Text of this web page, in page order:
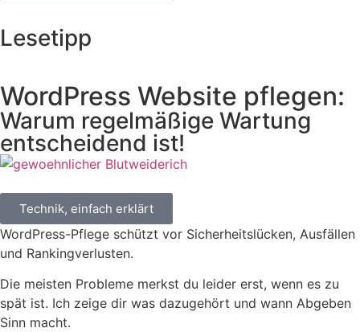
Lesetipp
WordPress Website pflegen:
Warum regelmäßige Wartung
entscheidend ist!
Technik, einfach erklärt
WordPress-Pflege schützt vor Sicherheitslücken, Ausfällen
und Rankingverlusten.
Die meisten Probleme merkst du leider erst, wenn es zu
spät ist. Ich zeige dir was dazugehört und wann Abgeben
Sinn macht.